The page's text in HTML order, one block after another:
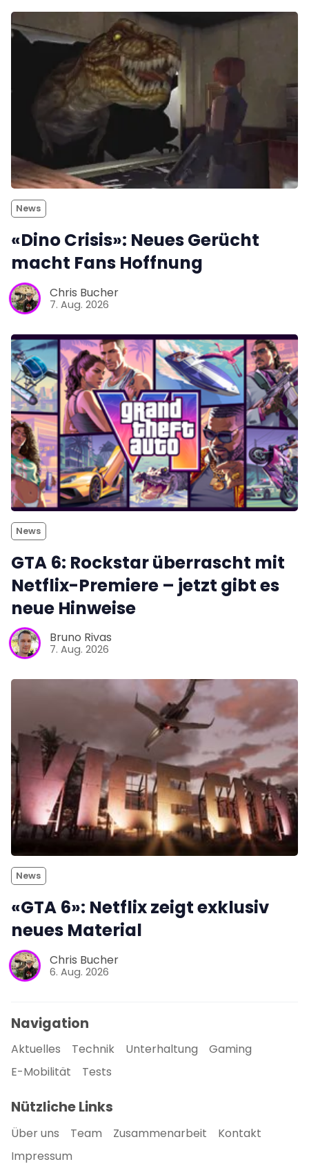
News
«Dino Crisis»: Neues Gerücht
macht Fans Hoffnung
Chris Bucher
7. Aug. 2026
News
GTA 6: Rockstar überrascht mit
Netflix-Premiere – jetzt gibt es
neue Hinweise
Bruno Rivas
7. Aug. 2026
News
«GTA 6»: Netflix zeigt exklusiv
neues Material
Chris Bucher
6. Aug. 2026
Navigation
Aktuelles Technik Unterhaltung
Gaming
E-Mobilität
Tests
Nützliche Links
Über uns Team Zusammenarbeit
Kontakt
Impressum